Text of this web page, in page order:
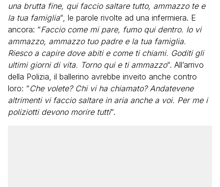
una brutta fine, qui faccio saltare tutto, ammazzo te e
la tua famiglia“, le parole rivolte ad una infermiera. E
ancora: “Faccio come mi pare, fumo qui dentro. Io vi
ammazzo, ammazzo tuo padre e la tua famiglia.
Riesco a capire dove abiti e come ti chiami. Goditi gli
ultimi giorni di vita. Torno qui e ti ammazzo“. All’arrivo
della Polizia, il ballerino avrebbe inveito anche contro
loro: “Che volete? Chi vi ha chiamato? Andatevene
altrimenti vi faccio saltare in aria anche a voi. Per me i
poliziotti devono morire tutti“.